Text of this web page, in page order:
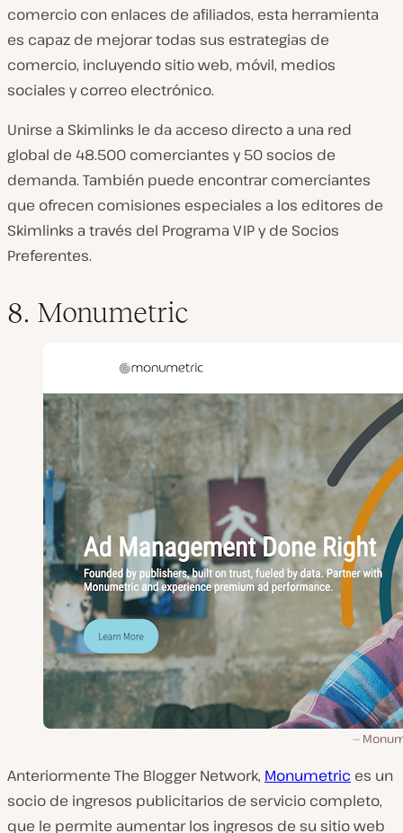
comercio con enlaces de afiliados, esta herramienta
es capaz de mejorar todas sus estrategias de
comercio, incluyendo sitio web, móvil, medios
sociales y correo electrónico.
Unirse a Skimlinks le da acceso directo a una red
global de 48.500 comerciantes y 50 socios de
demanda. También puede encontrar comerciantes
que ofrecen comisiones especiales a los editores de
Skimlinks a través del Programa VIP y de Socios
Preferentes.
8. Monumetric
Anteriormente The Blogger Network, Monumetric es un
socio de ingresos publicitarios de servicio completo,
que le permite aumentar los ingresos de su sitio web